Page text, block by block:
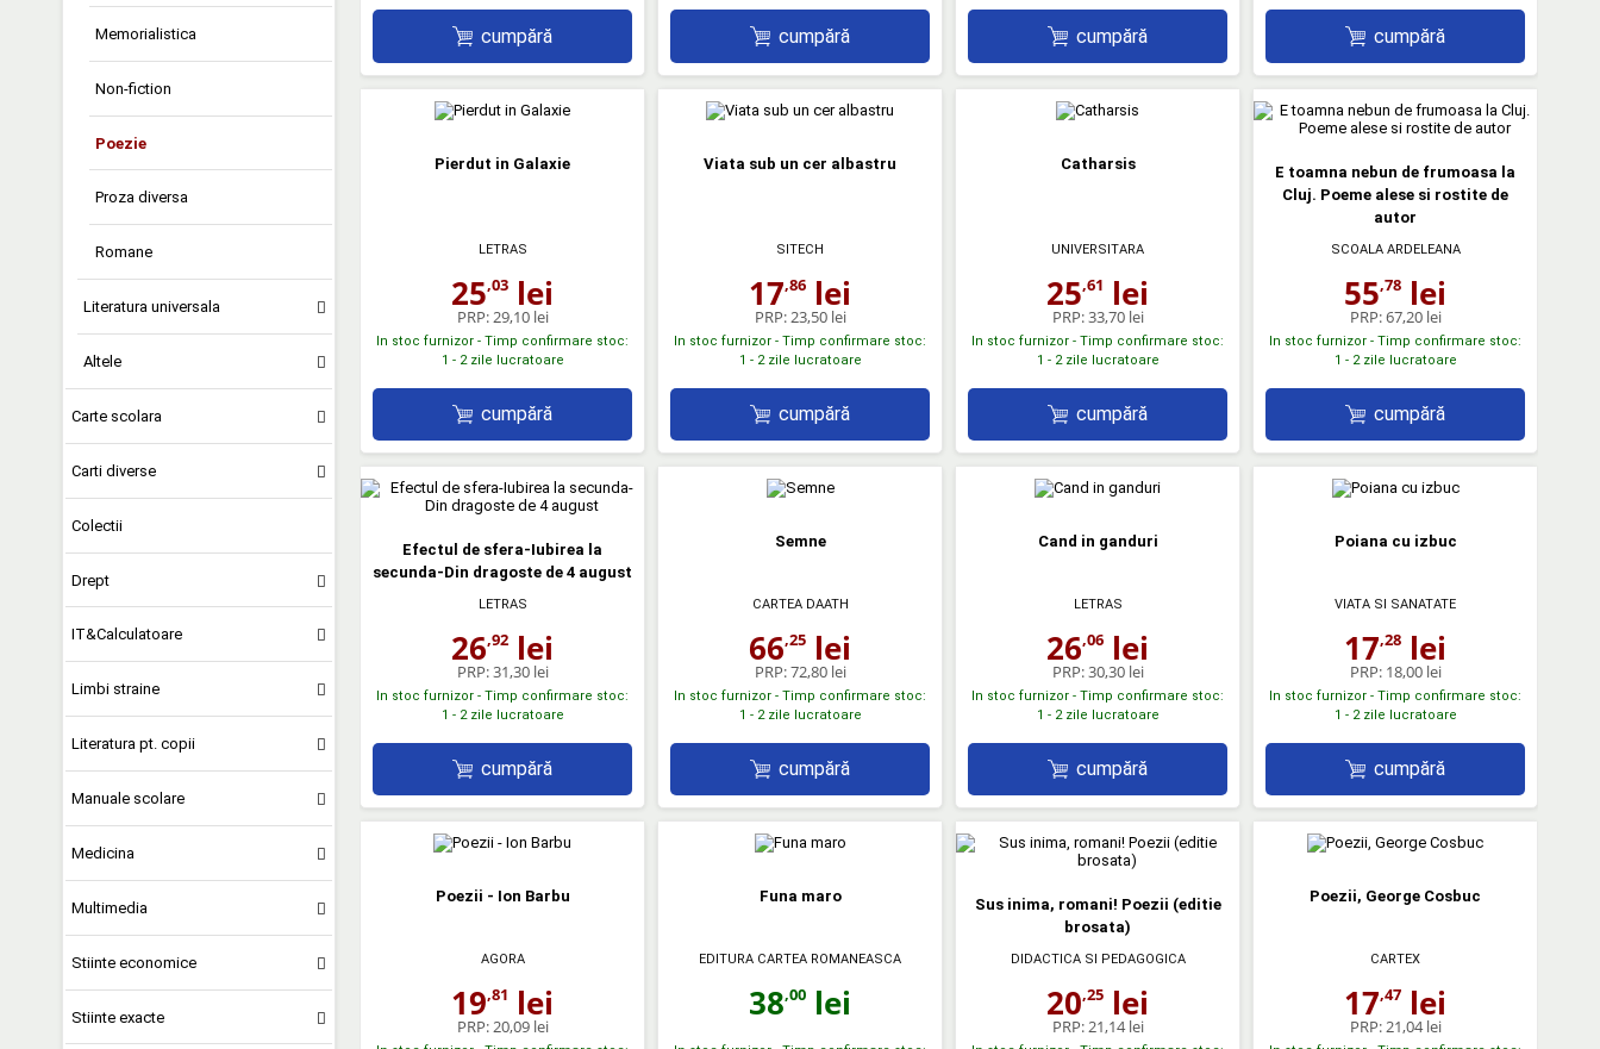
Memorialistica
Non-fiction
Poezie
Proza diversa
Romane
Literatura universala
Altele
Carte scolara
Carti diverse
Colectii
Drept
IT&Calculatoare
Limbi straine
Literatura pt. copii
Manuale scolare
Medicina
Multimedia
Stiinte economice
Stiinte exacte
cumpără cumpără cumpără cumpără
Pierdut in Galaxie
LETRAS
25,03 lei
PRP:29,10 lei
In stoc furnizor - Timp confirmare stoc:
1 - 2 zile lucratoare
cumpără
Viata sub un cer albastru
SITECH
17,86 lei
PRP:23,50 lei
In stoc furnizor - Timp confirmare stoc:
1 - 2 zile lucratoare
cumpără
Catharsis
UNIVERSITARA
25,61 lei
PRP:33,70 lei
In stoc furnizor - Timp confirmare stoc:
1 - 2 zile lucratoare
cumpără
E toamna nebun de frumoasa la
Cluj. Poeme alese si rostite de
autor
SCOALA ARDELEANA
55,78 lei
PRP:67,20 lei
In stoc furnizor - Timp confirmare stoc:
1 - 2 zile lucratoare
cumpără
Efectul de sfera-Iubirea la
secunda-Din dragoste de 4 august
LETRAS
26,92 lei
PRP:31,30 lei
In stoc furnizor - Timp confirmare stoc:
1 - 2 zile lucratoare
cumpără
Semne
CARTEA DAATH
66,25 lei
PRP:72,80 lei
In stoc furnizor - Timp confirmare stoc:
1 - 2 zile lucratoare
cumpără
Cand in ganduri
LETRAS
26,06 lei
PRP:30,30 lei
In stoc furnizor - Timp confirmare stoc:
1 - 2 zile lucratoare
cumpără
Poiana cu izbuc
VIATA SI SANATATE
17,28 lei
PRP: 18,00 lei
In stoc furnizor - Timp confirmare stoc:
1 - 2 zile lucratoare
cumpără
Poezii - Ion Barbu
AGORA
19,81 lei
PRP:20,09 lei
Funa maro
EDITURA CARTEA ROMANEASCA
38,00 lei
Sus inima, romani! Poezii (editie
brosata)
DIDACTICA SI PEDAGOGICA
20,25 lei
PRP:21,14 lei
Poezii, George Cosbuc
CARTEX
17,47 lei
PRP:21,04 lei